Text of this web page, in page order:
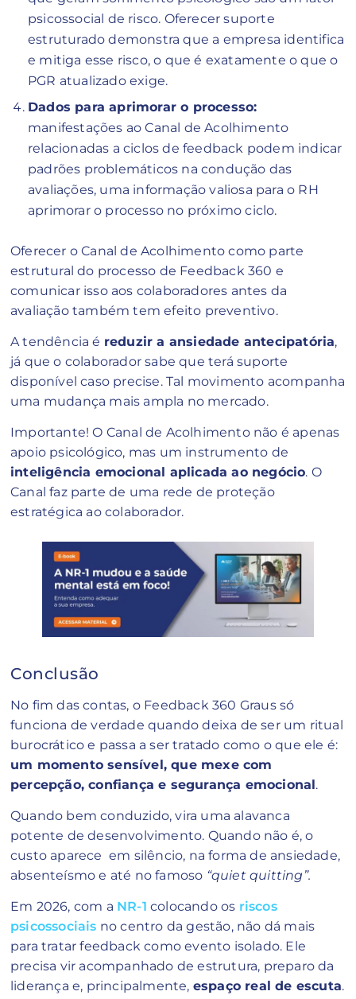
psicossocial de risco. Oferecer suporte
estruturado demonstra que a empresa identifica
e mitiga esse risco, o que é exatamente o que o
PGR atualizado exige.
Dados para aprimorar o processo:
manifestações ao Canal de Acolhimento
relacionadas a ciclos de feedback podem indicar
padrões problemáticos na condução das
avaliações, uma informação valiosa para o RH
aprimorar o processo no próximo ciclo.
Oferecer o Canal de Acolhimento como parte
estrutural do processo de Feedback 360 e
comunicar isso aos colaboradores antes da
avaliação também tem efeito preventivo.
A tendência é reduzir a ansiedade antecipatória,
já que o colaborador sabe que terá suporte
disponível caso precise. Tal movimento acompanha
uma mudança mais ampla no mercado.
Importante! O Canal de Acolhimento não é apenas
apoio psicológico, mas um instrumento de
inteligência emocional aplicada ao negócio. O
Canal faz parte de uma rede de proteção
estratégica ao colaborador.
Conclusão
No fim das contas, o Feedback 360 Graus só
funciona de verdade quando deixa de ser um ritual
burocrático e passa a ser tratado como o que ele é:
um momento sensível, que mexe com
percepção, confiança e segurança emocional.
Quando bem conduzido, vira uma alavanca
potente de desenvolvimento. Quando não é, o
custo aparece em silêncio, na forma de ansiedade,
absenteísmo e até no famoso “quiet quitting”.
Em 2026, com a NR-1 colocando os riscos
psicossociais no centro da gestão, não dá mais
para tratar feedback como evento isolado. Ele
precisa vir acompanhado de estrutura, preparo da
liderança e, principalmente, espaço real de escuta.